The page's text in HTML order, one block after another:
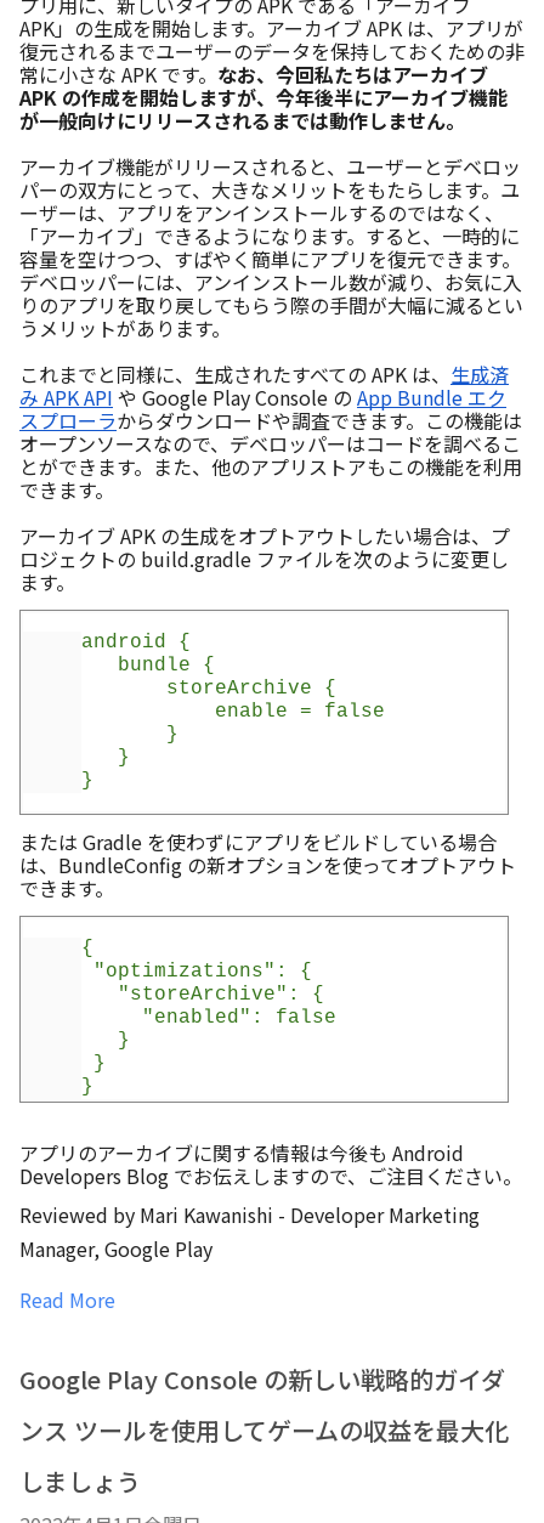
APK」の生成を開始します。アーカイブ APK は、アプリが
復元されるまでユーザーのデータを保持しておくための非
常に小さな APK です。 なお、今回私たちはアーカイブ
APK の作成を開始しますが、今年後半にアーカイブ機能
が一般向けにリリースされるまでは動作しません。
アーカイブ機能がリリースされると、ユーザーとデベロッ
パーの双方にとって、大きなメリットをもたらします。ユ
ーザーは、アプリをアンインストールするのではなく、
「アーカイブ」できるようになります。すると、一時的に
容量を空けつつ、すばやく簡単にアプリを復元できます。
デベロッパーには、アンインストール数が減り、お気に入
りのアプリを取り戻してもらう際の手間が大幅に減るとい
うメリットがあります。
これまでと同様に、生成されたすべての APK は、 生成済
み APK API や Google Play Console の App Bundle エク
スプローラからダウンロードや調査できます。この機能は
オープンソースなので、デベロッパーはコードを調べるこ
とができます。また、他のアプリストアもこの機能を利用
できます。
アーカイブ APK の生成をオプトアウトしたい場合は、プ
ロジェクトの build.gradle ファイルを次のように変更し
ます。
android {
bundle {
storeArchive {
enable = false
}
}
}
または Gradle を使わずにアプリをビルドしている場合
は、BundleConfig の新オプションを使ってオプトアウト
できます。
{
"optimizations": {
"storeArchive": {
"enabled": false
}
}
}
アプリのアーカイブに関する情報は今後も Android
Developers Blog でお伝えしますので、ご注目ください。
Reviewed by Mari Kawanishi - Developer Marketing
Manager, Google Play
Read More
Google Play Console の新しい戦略的ガイダ
ンス ツールを使用してゲームの収益を最大化
しましょう